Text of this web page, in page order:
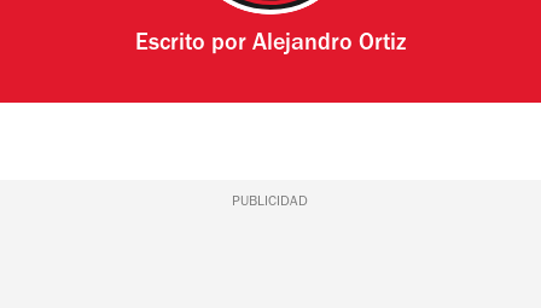
Escrito por Alejandro Ortiz
PUBLICIDAD